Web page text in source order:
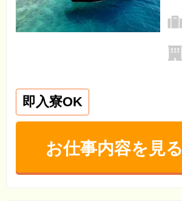
即入寮OK
お仕事内容を見る